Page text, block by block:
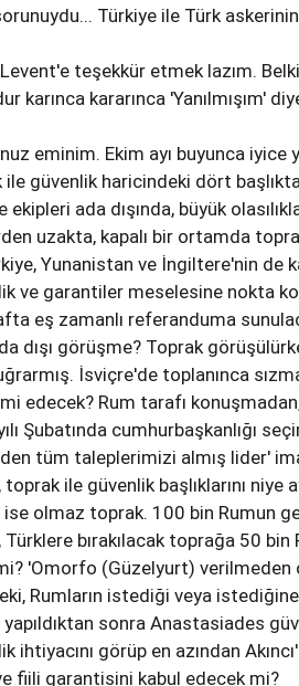
Türkiye ile Türk askerinin
teşekkür etmek lazım.
karınca kararınca
eminim. Ekim ayı buyunca iyice
ile güvenlik haricindeki dört
ekipleri ada dışında, büyük
uzakta, kapalı bir ortamda
Yunanistan ve İngiltere'nin de
ve garantiler meselesine nokta
eş zamanlı referanduma
dışı görüşme? Toprak
İsviçre'de toplanınca
edecek? Rum tarafı
Şubatında cumhurbaşkanlığı
tüm taleplerimizi almış lider'
ile güvenlik başlıklarını niye
olmaz toprak. 100 bin Rumun
Türklere bırakılacak toprağa 50
'Omorfo (Güzelyurt) verilmeden
Rumların istediği veya
sonra Anastasiades
ihtiyacını görüp en azından
fiili garantisini kabul edecek mi?